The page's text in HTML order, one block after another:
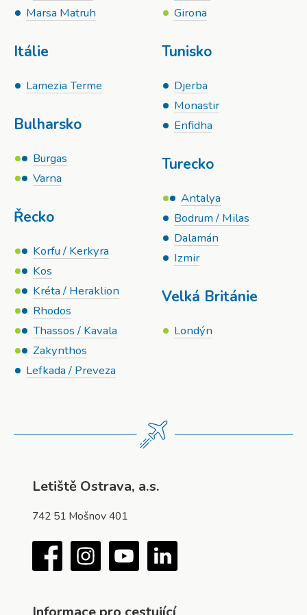
Marsa Matruh
Itálie
Lamezia Terme
Bulharsko
Burgas
Varna
Řecko
Korfu / Kerkyra
Kos
Kréta / Heraklion
Rhodos
Thassos / Kavala
Zakynthos
Lefkada / Preveza
Girona
Tunisko
Djerba
Monastir
Enfidha
Turecko
Antalya
Bodrum / Milas
Dalamán
Izmir
Velká Británie
Londýn
Letiště Ostrava, a.s.
742 51 Mošnov 401
FacebookInstagramYouTubeLinkedIn